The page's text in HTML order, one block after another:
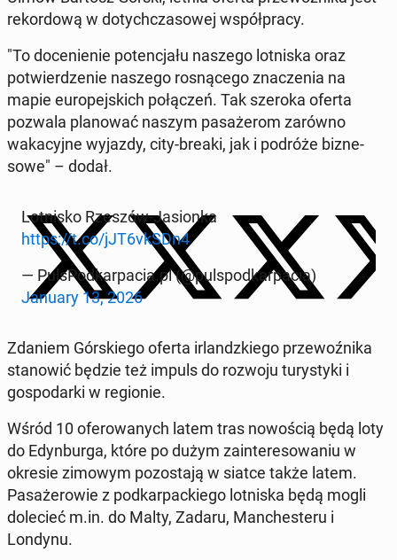
reko­r­dową w doty­chcza­sowej współpra­cy.
"To doce­nie­nie po­tenc­jału naszego lot­niska oraz
potwierdze­nie naszego ros­nącego znaczenia na
mapie eu­rope­js­kich połączeń. Tak szeroka oferta
pozwala planować naszym pasażerom zarówno
waka­cyjne wyjazdy, city-breaki, jak i podróże biz­ne­
sowe" – dodał.
Lot­nisko Rzeszów-Ja­sion­ka
https://t.co/jJT6vkSDn4
— Pul­sPod­karpa­cia.pl (@pul­spod­karpa­cia)
January 13, 2026
Zdaniem Górskiego oferta ir­landzkiego prze­woźni­ka
stanow­ić będzie też impuls do rozwoju tu­rysty­ki i
gospo­dar­ki w re­gion­ie.
Wśród 10 ofer­owanych latem tras nowoś­cią będą loty
do Edyn­bur­ga, które po dużym zain­tere­sowa­niu w
okresie zimowym po­zosta­ją w siatce także latem.
Pasażerowie z pod­karpack­iego lot­niska będą mogli
dole­cieć m.in. do Malty, Zadaru, Man­ches­teru i
Londynu.